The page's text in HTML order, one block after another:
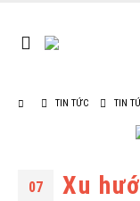
TIN TỨC TIN
07
Xu